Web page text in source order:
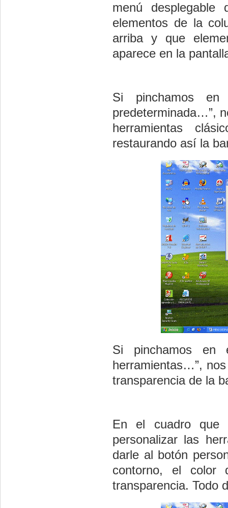
menú
elementos de la
arriba y que
aparece en la
Si pinchamos en
predeterminada…”,
herramientas
restaurando así la
Si pinchamos en
herramientas…”,
transparencia de la
En el cuadro que
personalizar las
darle al botón
contorno, el color
transparencia. Todo